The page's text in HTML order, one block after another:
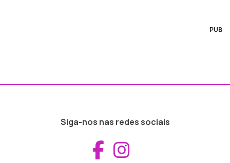
PUB
Siga-nos nas redes sociais
Aceder ao